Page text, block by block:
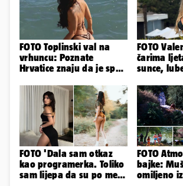
FOTO Toplinski val na
vrhuncu: Poznate
Hrvatice znaju da je spas
FOTO
čarima
sunce,
FOTO 'Dala sam otkaz
kao programerka. Toliko
sam lijepa da su po meni
FOTO
bajke:
omiljeno